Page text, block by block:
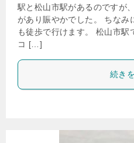
駅と松山市駅があるのですが
があり賑やかでした。 ちなみ
も徒歩で行けます。 松山市駅
コ […]
続き